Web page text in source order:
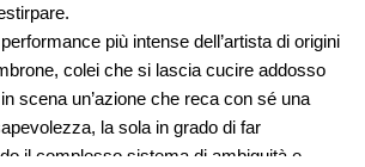
più intense dell’artista di origini
colei che si lascia cucire addosso
scena un’azione che reca con sé una
la sola in grado di far
il complesso sistema di ambiguità e